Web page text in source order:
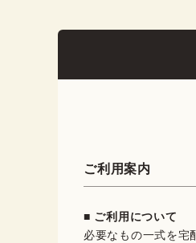
ご利用案内
■ ご利用について
必要なもの一式を宅